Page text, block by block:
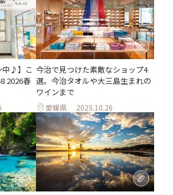
中♪】こ
2026春
今治で見つけた素敵なショップ4
選。今治タオルや大三島生まれの
ワインまで
愛媛県 2025.10.26